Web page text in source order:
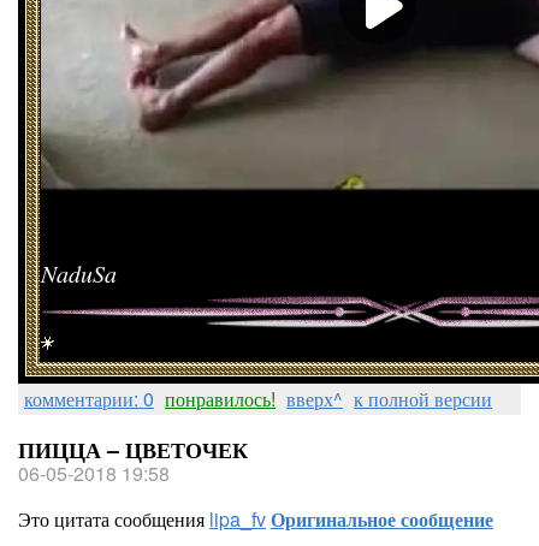
NaduSa
комментарии: 0 понравилось! вверх^ к полной версии
ПИЦЦА – ЦВЕТОЧЕК
06-05-2018 19:58
Это цитата сообщения lipa_fvОригинальное сообщение